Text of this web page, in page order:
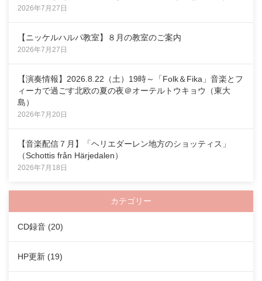
2026年7月27日
【ニッケルハルパ教室】８月の教室のご案内
2026年7月27日
【演奏情報】2026.8.22（土）19時～「Folk＆Fika」音楽とフ
ィーカで過ごす北欧の夏の夜＠オーテルトウキョウ（東大
島）
2026年7月20日
【音楽配信７月】「ヘリエダーレン地方のショッティス」
（Schottis från Härjedalen）
2026年7月18日
カテゴリー
CD録音 (20)
HP更新 (19)